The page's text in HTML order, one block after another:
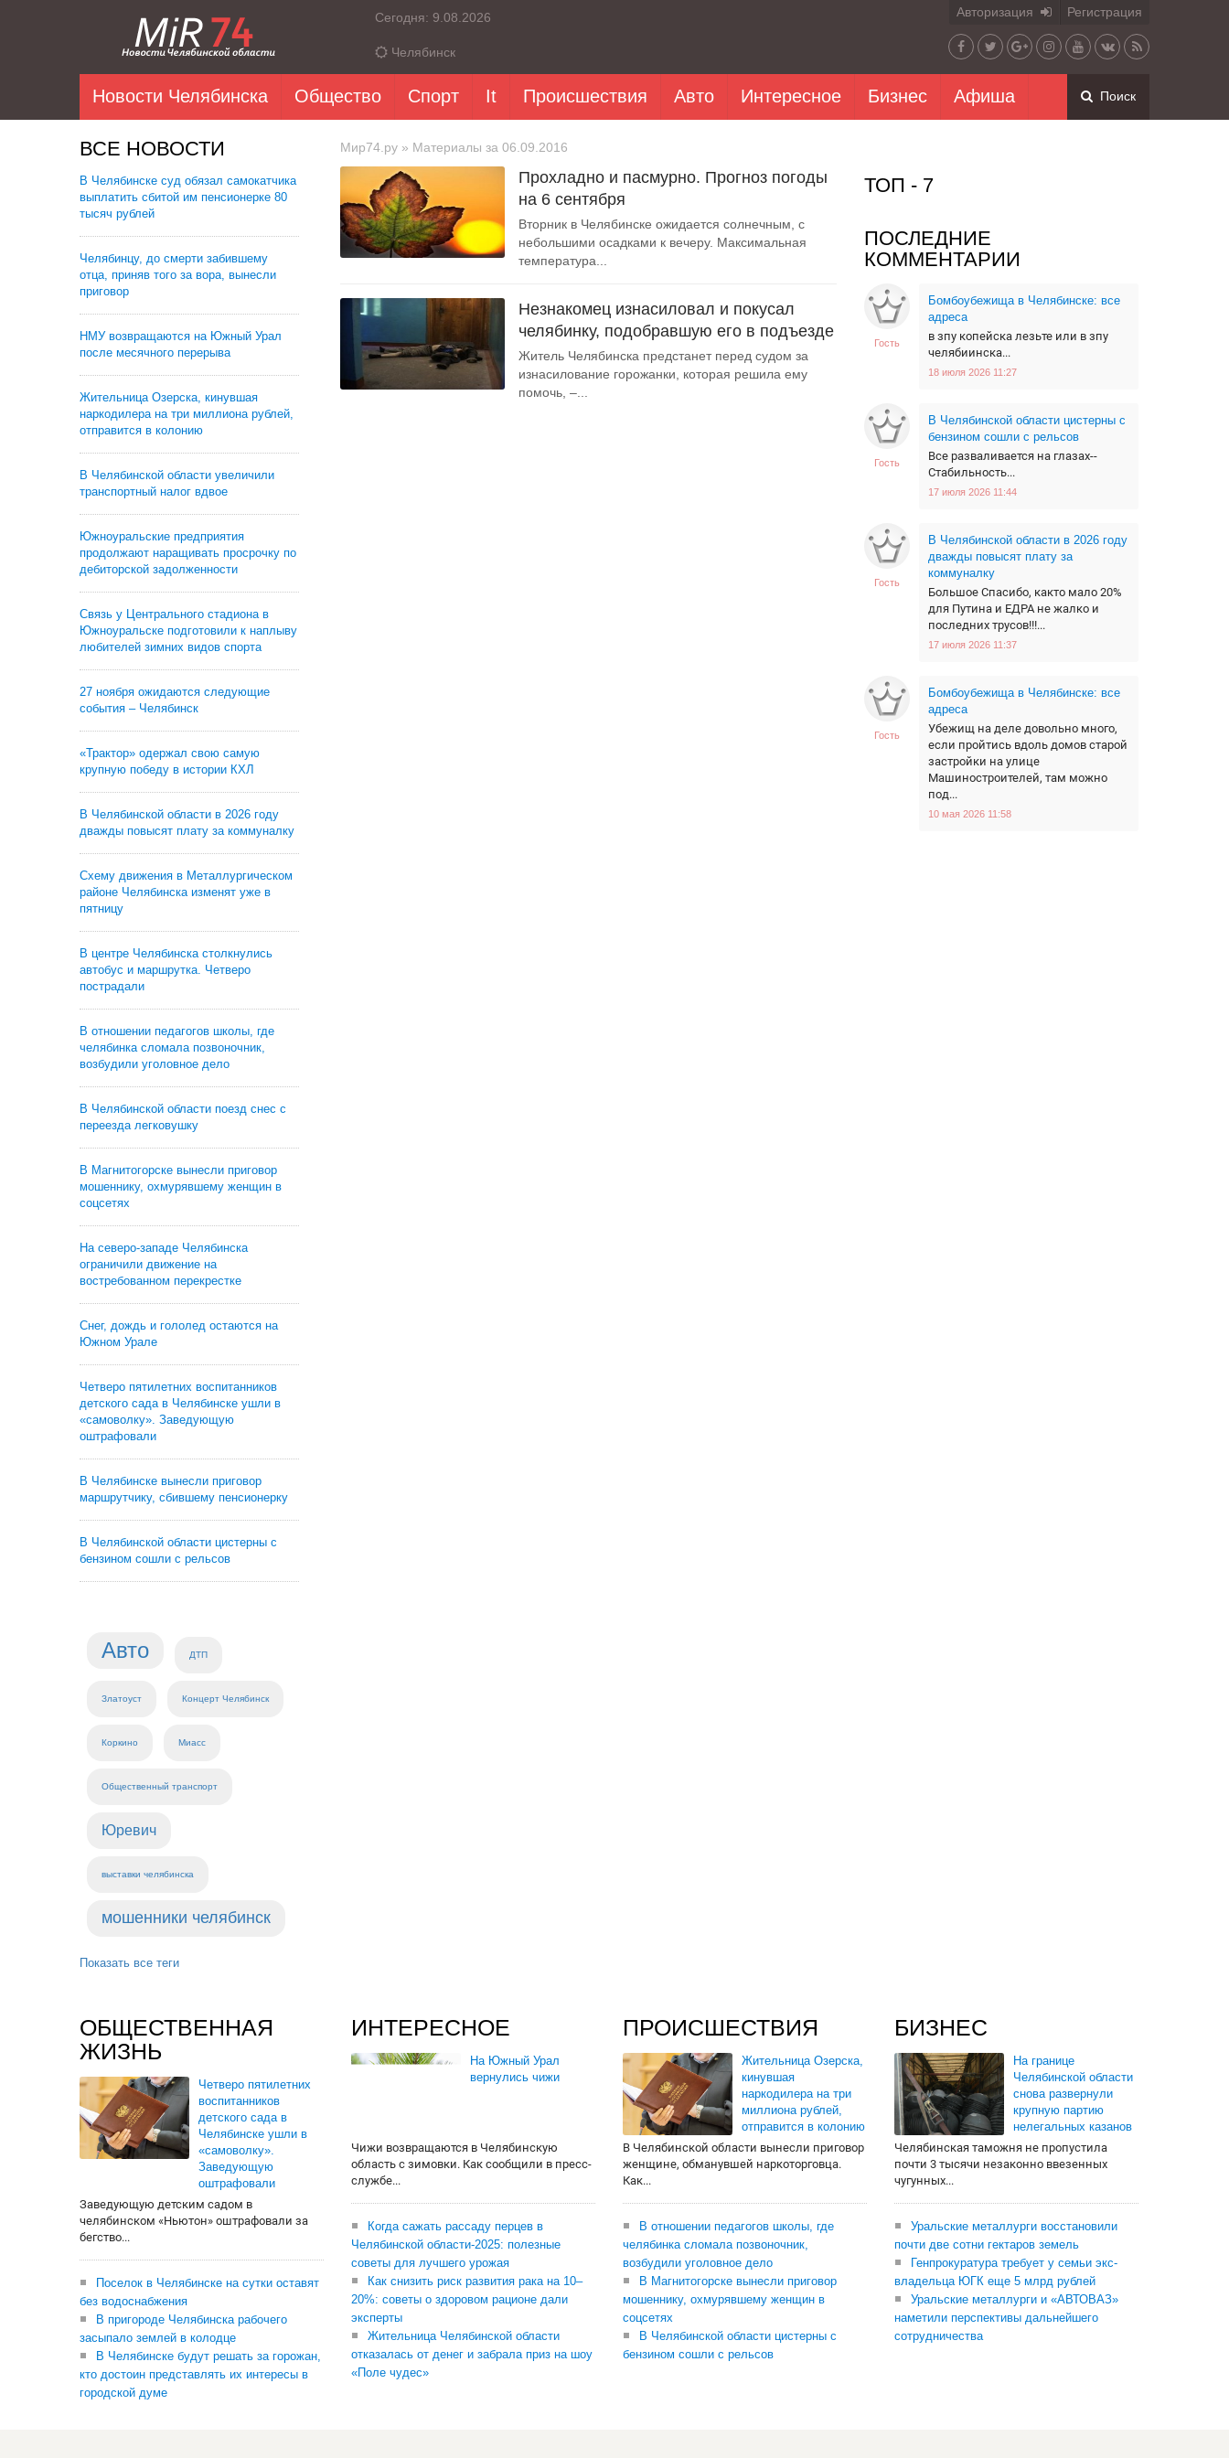
Сегодня: 9.08.2026
Челябинск
Авторизация Регистрация
Новости Челябинска Общество Спорт It Происшествия Авто Интересное Бизнес Афиша Поиск
ВСЕ НОВОСТИ
В Челябинске суд обязал самокатчика
выплатить сбитой им пенсионерке 80
тысяч рублей
Челябинцу, до смерти забившему
отца, приняв того за вора, вынесли
приговор
НМУ возвращаются на Южный Урал
после месячного перерыва
Жительница Озерска, кинувшая
наркодилера на три миллиона рублей,
отправится в колонию
В Челябинской области увеличили
транспортный налог вдвое
Южноуральские предприятия
продолжают наращивать просрочку по
дебиторской задолженности
Связь у Центрального стадиона в
Южноуральске подготовили к наплыву
любителей зимних видов спорта
27 ноября ожидаются следующие
события – Челябинск
«Трактор» одержал свою самую
крупную победу в истории КХЛ
В Челябинской области в 2026 году
дважды повысят плату за коммуналку
Схему движения в Металлургическом
районе Челябинска изменят уже в
пятницу
В центре Челябинска столкнулись
автобус и маршрутка. Четверо
пострадали
В отношении педагогов школы, где
челябинка сломала позвоночник,
возбудили уголовное дело
В Челябинской области поезд снес с
переезда легковушку
В Магнитогорске вынесли приговор
мошеннику, охмурявшему женщин в
соцсетях
На северо-западе Челябинска
ограничили движение на
востребованном перекрестке
Снег, дождь и гололед остаются на
Южном Урале
Четверо пятилетних воспитанников
детского сада в Челябинске ушли в
«самоволку». Заведующую
оштрафовали
В Челябинске вынесли приговор
маршрутчику, сбившему пенсионерку
В Челябинской области цистерны с
бензином сошли с рельсов
Авто ДТП
Златоуст Концерт Челябинск
Коркино Миасс
Общественный транспорт
Юревич
выставки челябинска
мошенники челябинск
Показать все теги
ТОП - 7
ПОСЛЕДНИЕ
КОММЕНТАРИИ
Гость
Бомбоубежища в Челябинске: все
адреса
в зпу копейска лезьте или в зпу
челябиинска...
18 июля 2026 11:27
Гость
В Челябинской области цистерны с
бензином сошли с рельсов
Все разваливается на глазах--
Стабильность...
17 июля 2026 11:44
Гость
В Челябинской области в 2026 году
дважды повысят плату за
коммуналку
Большое Спасибо, както мало 20%
для Путина и ЕДРА не жалко и
последних трусов!!!...
17 июля 2026 11:37
Гость
Бомбоубежища в Челябинске: все
адреса
Убежищ на деле довольно много,
если пройтись вдоль домов старой
застройки на улице
Машиностроителей, там можно
под...
10 мая 2026 11:58
Мир74.ру » Материалы за 06.09.2016
Прохладно и пасмурно. Прогноз погоды
на 6 сентября
Вторник в Челябинске ожидается солнечным, с
небольшими осадками к вечеру. Максимальная
температура...
Незнакомец изнасиловал и покусал
челябинку, подобравшую его в подъезде
Житель Челябинска предстанет перед судом за
изнасилование горожанки, которая решила ему
помочь, –...
ОБЩЕСТВЕННАЯ
ЖИЗНЬ
Четверо пятилетних
воспитанников
детского сада в
Челябинске ушли в
«самоволку».
Заведующую
оштрафовали
Заведующую детским садом в
челябинском «Ньютон» оштрафовали за
бегство...
Поселок в Челябинске на сутки оставят
без водоснабжения
В пригороде Челябинска рабочего
засыпало землей в колодце
В Челябинске будут решать за горожан,
кто достоин представлять их интересы в
городской думе
ИНТЕРЕСНОЕ
На Южный Урал
вернулись чижи
Чижи возвращаются в Челябинскую
область с зимовки. Как сообщили в пресс-
службе...
Когда сажать рассаду перцев в
Челябинской области-2025: полезные
советы для лучшего урожая
Как снизить риск развития рака на 10–
20%: советы о здоровом рационе дали
эксперты
Жительница Челябинской области
отказалась от денег и забрала приз на шоу
«Поле чудес»
ПРОИСШЕСТВИЯ
Жительница Озерска,
кинувшая
наркодилера на три
миллиона рублей,
отправится в колонию
В Челябинской области вынесли приговор
женщине, обманувшей наркоторговца.
Как...
В отношении педагогов школы, где
челябинка сломала позвоночник,
возбудили уголовное дело
В Магнитогорске вынесли приговор
мошеннику, охмурявшему женщин в
соцсетях
В Челябинской области цистерны с
бензином сошли с рельсов
БИЗНЕС
На границе
Челябинской области
снова развернули
крупную партию
нелегальных казанов
Челябинская таможня не пропустила
почти 3 тысячи незаконно ввезенных
чугунных...
Уральские металлурги восстановили
почти две сотни гектаров земель
Генпрокуратура требует у семьи экс-
владельца ЮГК еще 5 млрд рублей
Уральские металлурги и «АВТОВАЗ»
наметили перспективы дальнейшего
сотрудничества